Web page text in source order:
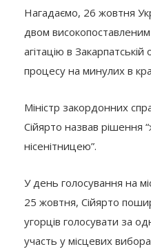
Нагадаємо, 26 жовтня
двом
агітацію в
процесу на минулих в
Міністр закордонних
Сійярто назвав рішення
нісенітницею”.
У день голосування на
25 жовтня, Сійярто
угорців голосувати за
участь у місцевих